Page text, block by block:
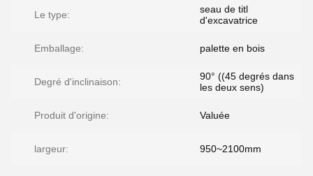
Le type:
seau de titl
d'excavatrice
Emballage: palette en bois
Degré d'inclinaison:
90° ((45 degrés dans
les deux sens)
Produit d'origine: Valuée
largeur: 950~2100mm